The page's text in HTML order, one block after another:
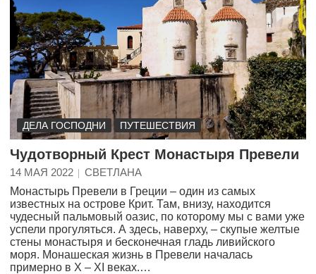
ДЕЛА ГОСПОДНИ ПУТЕШЕСТВИЯ
Чудотворный Крест Монастыря Превели
14 МАЯ 2022
СВЕТЛАНА
Монастырь Превели в Греции – один из самых
известных на острове Крит. Там, внизу, находится
чудесный пальмовый оазис, по которому мы с вами уже
успели прогуляться. А здесь, наверху, – скупые желтые
стены монастыря и бесконечная гладь ливийского
моря. Монашеская жизнь в Превели началась
примерно в X – XI веках.…